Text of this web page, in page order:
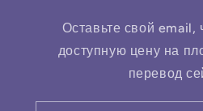
Оставьте свой email,
доступную цену на
перевод